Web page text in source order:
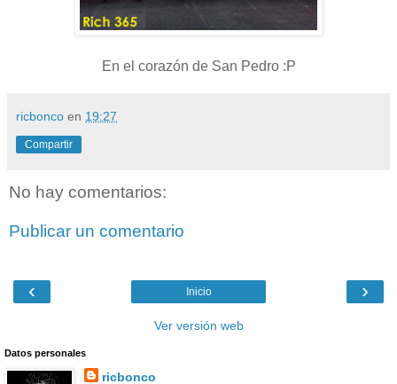
En el corazón de San Pedro :P
ricbonco en 19:27
Compartir
No hay comentarios:
Publicar un comentario
‹ ›
Inicio
Ver versión web
Datos personales
ricbonco